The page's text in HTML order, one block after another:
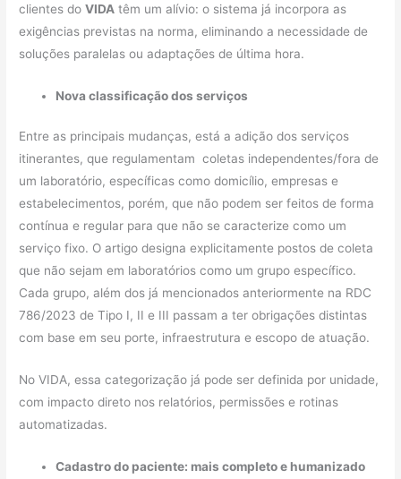
clientes doVIDA têm um alívio: o sistema já incorpora as
exigências previstas na norma, eliminando a necessidade de
soluções paralelas ou adaptações de última hora.
Nova classificação dos serviços
Entre as principais mudanças, está a adição dos serviços
itinerantes, que regulamentam coletas independentes/fora de
um laboratório, específicas como domicílio, empresas e
estabelecimentos, porém, que não podem ser feitos de forma
contínua e regular para que não se caracterize como um
serviço fixo. O artigo designa explicitamente postos de coleta
que não sejam em laboratórios como um grupo específico.
Cada grupo, além dos já mencionados anteriormente na RDC
786/2023 de Tipo I, II e III passam a ter obrigações distintas
com base em seu porte, infraestrutura e escopo de atuação.
No VIDA, essa categorização já pode ser definida por unidade,
com impacto direto nos relatórios, permissões e rotinas
automatizadas.
Cadastro do paciente: mais completo e humanizado